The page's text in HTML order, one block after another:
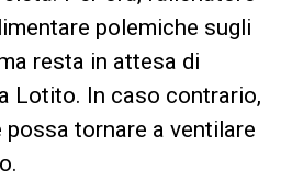
polemiche sugli
resta in attesa di
Lotito. In caso contrario,
tornare a ventilare